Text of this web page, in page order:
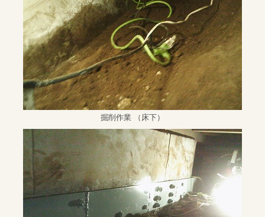
掘削作業 （床下）